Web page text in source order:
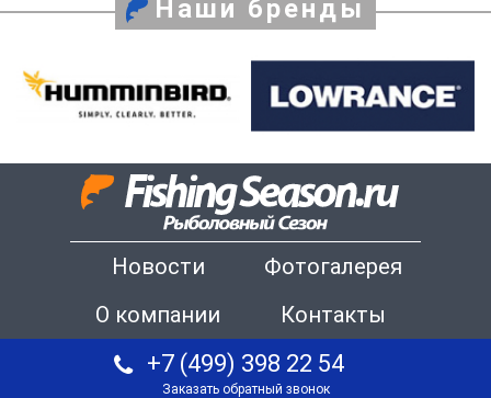
Наши бренды
Новости
Фотогалерея
О компании
Контакты
+7 (499) 398 22 54
Заказать обратный звонок